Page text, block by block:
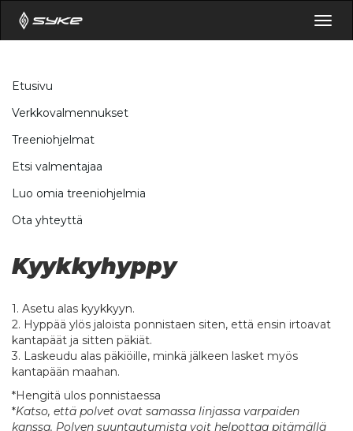
Etusivu
Verkkovalmennukset
Treeniohjelmat
Etsi valmentajaa
Luo omia treeniohjelmia
Ota yhteyttä
Kyykkyhyppy
1. Asetu alas kyykkyyn.
2. Hyppää ylös jaloista ponnistaen siten, että ensin irtoavat
kantapäät ja sitten päkiät.
3. Laskeudu alas päkiöille, minkä jälkeen lasket myös
kantapään maahan.
*Hengitä ulos ponnistaessa
*Katso, että polvet ovat samassa linjassa varpaiden
kanssa. Polven suuntautumista voit helpottaa pitämällä